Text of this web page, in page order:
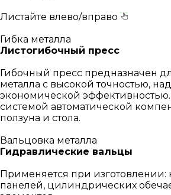
Листайте влево/вправо
Гибка металла
Листогибочный пресс
Гибочный пресс предназначен
металла с высокой точностью,
экономической
системой автоматической
ползуна и стола.
Вальцовка металла
Гидравлические вальцы
Применяется при изготовлении:
панелей, цилиндрических